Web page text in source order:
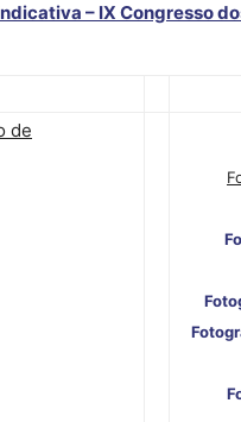
– IX Congresso
de